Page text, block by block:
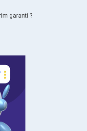
garanti ?